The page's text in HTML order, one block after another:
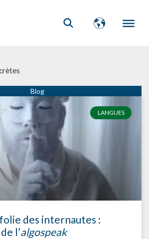
LANGUES
des internautes :
l’algospeak